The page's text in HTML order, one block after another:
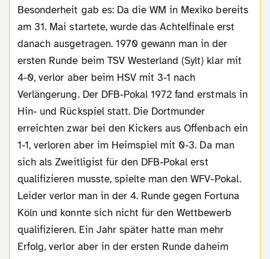
Besonderheit gab es: Da die WM in Mexiko bereits
am 31. Mai startete, wurde das Achtelfinale erst
danach ausgetragen. 1970 gewann man in der
ersten Runde beim TSV Westerland (Sylt) klar mit
4-0, verlor aber beim HSV mit 3-1 nach
Verlängerung. Der DFB-Pokal 1972 fand erstmals in
Hin- und Rückspiel statt. Die Dortmunder
erreichten zwar bei den Kickers aus Offenbach ein
1-1, verloren aber im Heimspiel mit 0-3. Da man
sich als Zweitligist für den DFB-Pokal erst
qualifizieren musste, spielte man den WFV-Pokal.
Leider verlor man in der 4. Runde gegen Fortuna
Köln und konnte sich nicht für den Wettbewerb
qualifizieren. Ein Jahr später hatte man mehr
Erfolg, verlor aber in der ersten Runde daheim